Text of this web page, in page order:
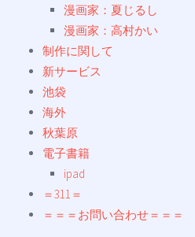
漫画家：夏じるし
漫画家：高村かい
制作に関して
新サービス
池袋
海外
秋葉原
電子書籍
ipad
＝311＝
＝＝＝お問い合わせ＝＝＝